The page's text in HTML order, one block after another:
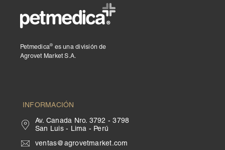
Petmedica® es una división de
Agrovet Market S.A.
INFORMACIÓN
Av. Canada Nro. 3792 - 3798
San Luis - Lima - Perú
ventas@agrovetmarket.com